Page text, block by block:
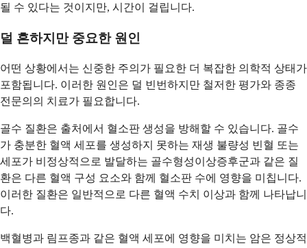
될 수 있다는 것이지만, 시간이 걸립니다.
덜 흔하지만 중요한 원인
어떤 상황에서는 신중한 주의가 필요한 더 복잡한 의학적 상태가
포함됩니다. 이러한 원인은 덜 빈번하지만 철저한 평가와 종종
전문의의 치료가 필요합니다.
골수 질환은 출처에서 혈소판 생성을 방해할 수 있습니다. 골수
가 충분한 혈액 세포를 생성하지 못하는 재생 불량성 빈혈 또는
세포가 비정상적으로 발달하는 골수형성이상증후군과 같은 질
환은 다른 혈액 구성 요소와 함께 혈소판 수에 영향을 미칩니다.
이러한 질환은 일반적으로 다른 혈액 수치 이상과 함께 나타납니
다.
백혈병과 림프종과 같은 혈액 세포에 영향을 미치는 암은 정상적